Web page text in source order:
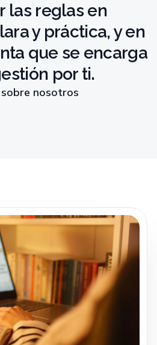
las reglas en
y práctica, y en
que se encarga
por ti.
nosotros